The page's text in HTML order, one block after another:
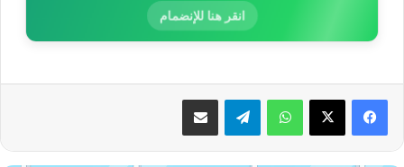
انقر هنا للإنضمام
واتسابتيلقرام مشاركة عبر البريد